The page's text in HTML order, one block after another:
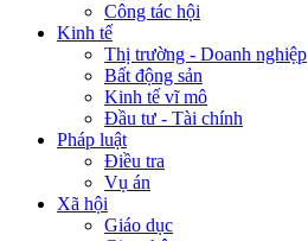
Công tác hội
Kinh tế
Thị trường - Doanh nghiệp
Bất động sản
Kinh tế vĩ mô
Đầu tư - Tài chính
Pháp luật
Điều tra
Vụ án
Xã hội
Giáo dục